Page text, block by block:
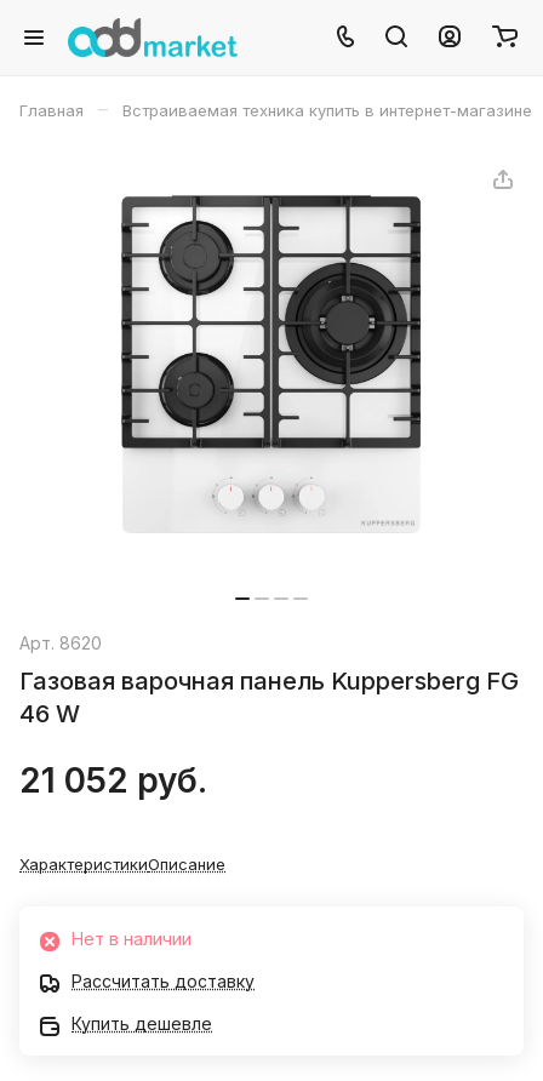
Главная – Встраиваемая техника купить в интернет-магазине
Арт. 8620
Газовая варочная панель Kuppersberg FG
46 W
21 052 руб.
ХарактеристикиОписание
Нет в наличии
Рассчитать доставку
Купить дешевле